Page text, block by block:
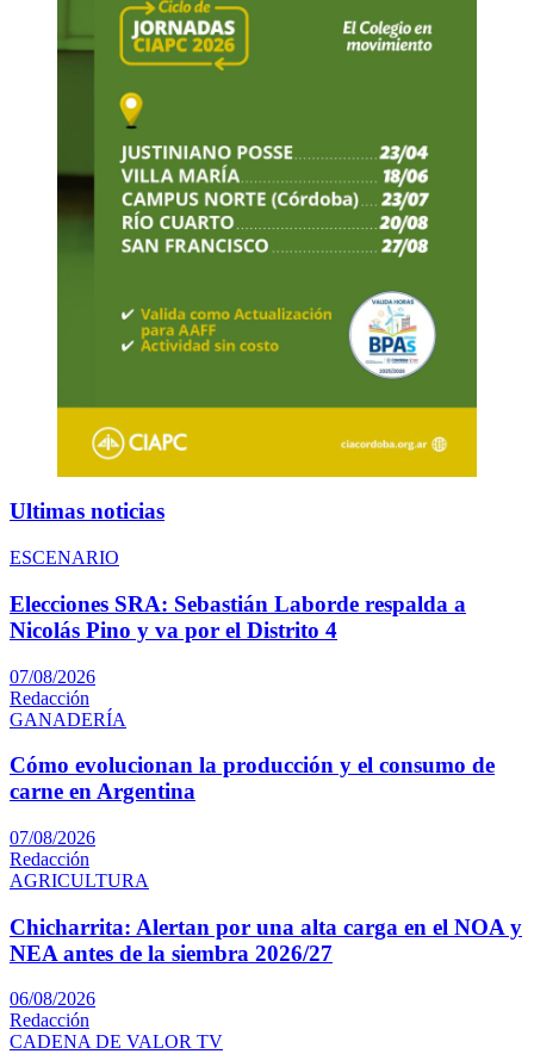
Ultimas noticias
ESCENARIO
Elecciones SRA: Sebastián Laborde respalda a
Nicolás Pino y va por el Distrito 4
07/08/2026
Redacción
GANADERÍA
Cómo evolucionan la producción y el consumo de
carne en Argentina
07/08/2026
Redacción
AGRICULTURA
Chicharrita: Alertan por una alta carga en el NOA y
NEA antes de la siembra 2026/27
06/08/2026
Redacción
CADENA DE VALOR TV